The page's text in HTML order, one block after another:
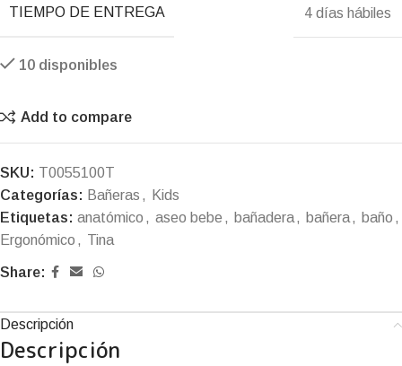
TIEMPO DE ENTREGA 4 días hábiles
10 disponibles
Add to compare
SKU: T0055100T
Categorías: Bañeras ,
Kids
Etiquetas: anatómico , aseo bebe , bañadera, bañera, baño ,
Ergonómico , Tina
Share:
Descripción
Descripción